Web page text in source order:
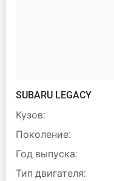
SUBARU LEGACY
Кузов:
Поколение:
Год выпуска:
Тип двигателя: